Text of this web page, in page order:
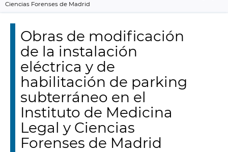
Ciencias Forenses de Madrid
Obras de modificación
de la instalación
eléctrica y de
habilitación de parking
subterráneo en el
Instituto de Medicina
Legal y Ciencias
Forenses de Madrid